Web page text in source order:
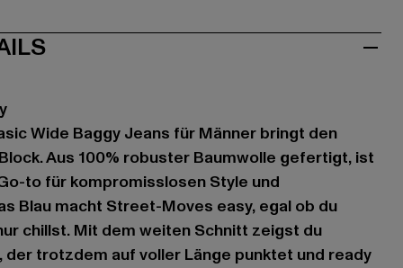
Wide Baggy Jeans für Männer bringt den
Aus 100% robuster Baumwolle gefertigt, ist
to für kompromisslosen Style und
Blau macht Street-Moves easy, egal ob du
chillst. Mit dem weiten Schnitt zeigst du
der trotzdem auf voller Länge punktet und ready